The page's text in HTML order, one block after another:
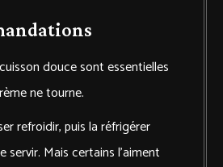
douce sont essentielles
ne tourne.
refroidir, puis la réfrigérer
servir. Mais certains l’aiment